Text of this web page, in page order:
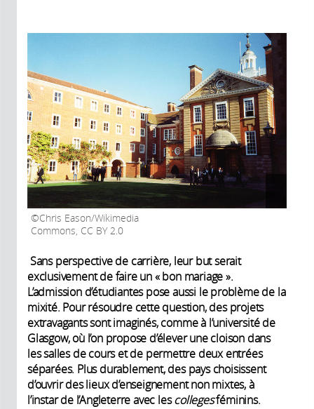
Chris Eason/Wikimedia
Commons, CC BY 2.0
Sans perspective de carrière, leur but serait
exclusivement de faire un « bon mariage ».
L’admission d’étudiantes pose aussi le problème de la
mixité. Pour résoudre cette question, des projets
extravagants sont imaginés, comme à l’université de
Glasgow, où l’on propose d’élever une cloison dans
les salles de cours et de permettre deux entrées
séparées. Plus durablement, des pays choisissent
d’ouvrir des lieux d’enseignement non mixtes, à
l’instar de l’Angleterre avec lescollegesféminins.